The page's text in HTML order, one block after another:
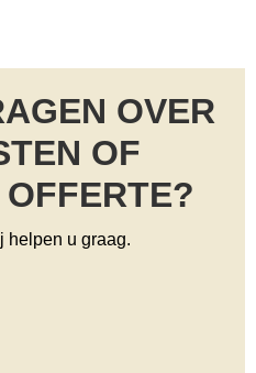
OVER
OF
helpen u graag.